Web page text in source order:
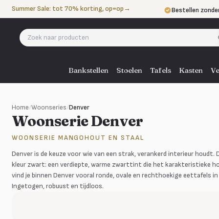
Naar de inhoud
Summer Sale: tot 70% korting, op=op→ Bestellen
Bankstellen Stoelen Tafels Kasten
Home/Woonseries/Denver
Woonserie Denver
WOONSERIE MANGOHOUT EN STAAL
Denver is de keuze voor wie van een strak, verankerd interieur
kleur zwart: een verdiepte, warme zwarttint die het karakteristieke
vind je binnen Denver vooral ronde, ovale en rechthoekige eettafels
Ingetogen, robuust en tijdloos.